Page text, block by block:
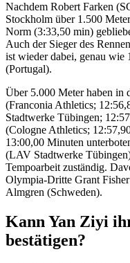
Nachdem Robert Farken
Stockholm über 1.500
Norm (3:33,50 min)
Auch der Sieger des
ist wieder dabei, genau wie
(Portugal).
Über 5.000 Meter haben in
(Franconia Athletics;
Stadtwerke Tübingen;
(Cologne Athletics;
13:00,00 Minuten
(LAV Stadtwerke
Tempoarbeit zuständig.
Olympia-Dritte Grant
Almgren (Schweden).
Kann Yan Ziyi
bestätigen?